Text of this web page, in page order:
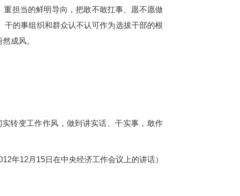
重担当的鲜明导向，把敢不敢扛事、愿不愿做
的事组织和群众认不认可作为选拔干部的根
成风。
转变工作作风，做到讲实话、干实事，敢作
年12月15日在中央经济工作会议上的讲话）